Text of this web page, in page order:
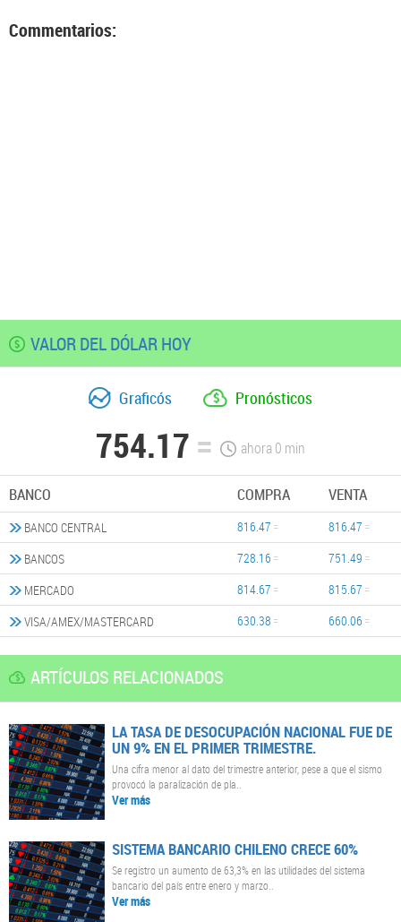
Commentarios:
VALOR DEL DÓLAR HOY
Graficós Pronósticos
754.17 ahora0 min
BANCO COMPRA VENTA
BANCO CENTRAL 816.47
816.47
BANCOS
728.16
751.49
MERCADO
814.67
815.67
VISA/AMEX/MASTERCARD
630.38 660.06
ARTÍCULOS RELACIONADOS
LA TASA DE DESOCUPACIÓN NACIONAL FUE DE
UN 9% EN EL PRIMER TRIMESTRE.
Una cifra menor al dato del trimestre anterior, pese a que el sismo
provocó la paralización de pla..
Ver más
SISTEMA BANCARIO CHILENO CRECE 60%
Se registro un aumento de 63,3% en las utilidades del sistema
bancario del país entre enero y marzo..
Ver más